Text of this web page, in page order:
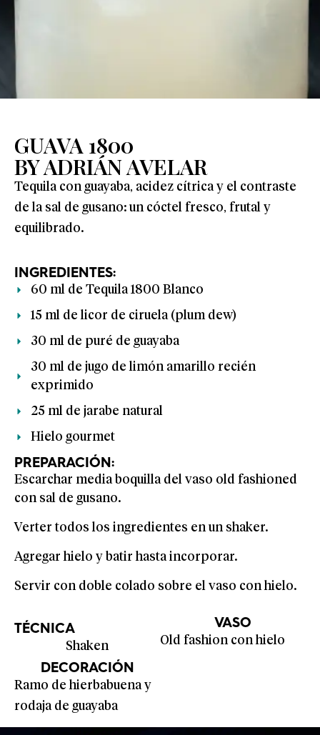
GUAVA 1800
BY ADRIÁN AVELAR
Tequila con guayaba, acidez cítrica y el contraste
de la sal de gusano: un cóctel fresco, frutal y
equilibrado.
INGREDIENTES:
60 ml de Tequila 1800 Blanco
15 ml de licor de ciruela (plum dew)
30 ml de puré de guayaba
30 ml de jugo de limón amarillo recién
exprimido
25 ml de jarabe natural
Hielo gourmet
PREPARACIÓN:
Escarchar media boquilla del vaso old fashioned
con sal de gusano.
Verter todos los ingredientes en un shaker.
Agregar hielo y batir hasta incorporar.
Servir con doble colado sobre el vaso con hielo.
TÉCNICA
Shaken
VASO
Old fashion con hielo
DECORACIÓN
Ramo de hierbabuena y
rodaja de guayaba